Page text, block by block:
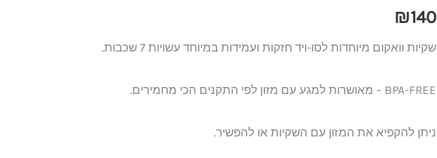
₪140
שקיות וואקום מיוחדות לסו-ויד חזקות ועמידות במיוחד עשויות 7 שכבות.
BPA-FREE – מאושרות למגע עם מזון לפי התקנים הכי מחמירים.
ניתן להקפיא את המזון עם השקיות או להפשיר.
אנובה
PRE-